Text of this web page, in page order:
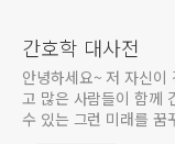
간호학 대사전
안녕하세요~ 저 자신이
고 많은 사람들이 함께
수 있는 그런 미래를 꿈